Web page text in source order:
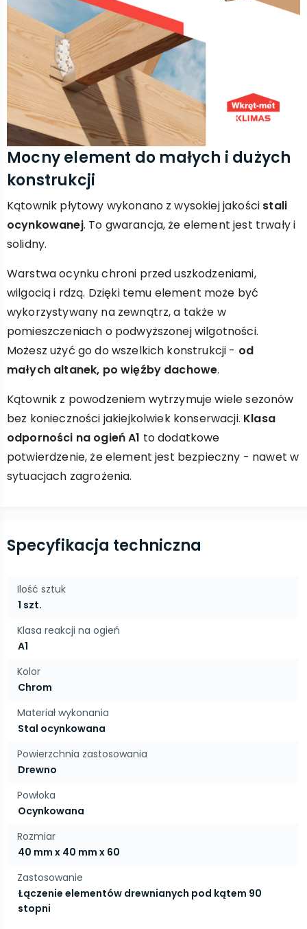
Mocny element do małych i dużych
konstrukcji
Kątownik płytowy wykonano z wysokiej jakości stali
ocynkowanej. To gwarancja, że element jest trwały i
solidny.
Warstwa ocynku chroni przed uszkodzeniami,
wilgocią i rdzą. Dzięki temu element może być
wykorzystywany na zewnątrz, a także w
pomieszczeniach o podwyższonej wilgotności.
Możesz użyć go do wszelkich konstrukcji - od
małych altanek, po więźby dachowe.
Kątownik z powodzeniem wytrzymuje wiele sezonów
bez konieczności jakiejkolwiek konserwacji. Klasa
odporności na ogień A1 to dodatkowe
potwierdzenie, że element jest bezpieczny - nawet w
sytuacjach zagrożenia.
Specyfikacja techniczna
Ilość sztuk
1 szt.
Klasa reakcji na ogień
A1
Kolor
Chrom
Materiał wykonania
Stal ocynkowana
Powierzchnia zastosowania
Drewno
Powłoka
Ocynkowana
Rozmiar
40 mm x 40 mm x 60
Zastosowanie
Łączenie elementów drewnianych pod kątem 90
stopni